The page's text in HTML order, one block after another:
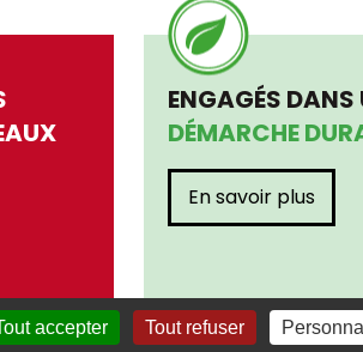
ENGAGÉS DANS
DÉMARCHE
En savoir plus
accepter Tout refuser